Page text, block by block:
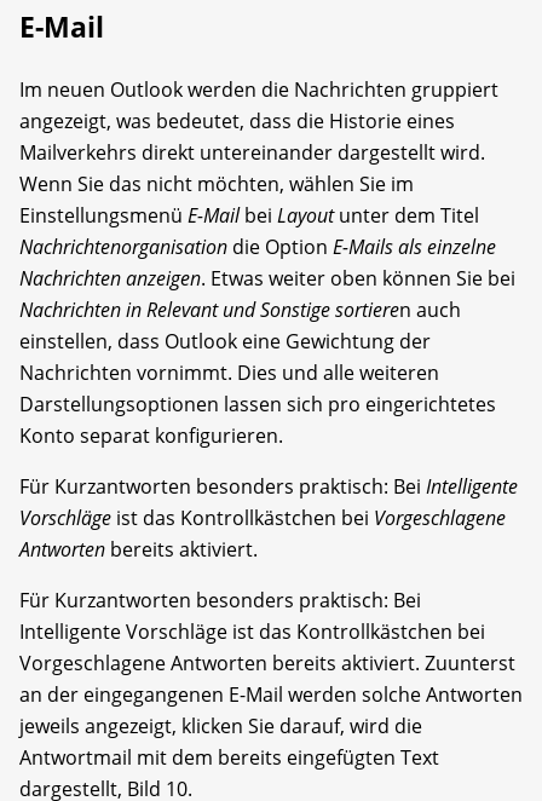
E-Mail
Im neuen Outlook werden die Nachrichten gruppiert
angezeigt, was bedeutet, dass die Historie eines
Mailverkehrs direkt untereinander dargestellt wird.
Wenn Sie das nicht möchten, wählen Sie im
Einstellungsmenü E-Mailbei Layoutunter dem Titel
Nachrichtenorganisation die Option E-Mails als einzelne
Nachrichten anzeigen. Etwas weiter oben können Sie bei
Nachrichten in Relevant und Sonstige sortieren auch
einstellen, dass Outlook eine Gewichtung der
Nachrichten vornimmt. Dies und alle weiteren
Darstellungsoptionen lassen sich pro eingerichtetes
Konto separat konfigurieren.
Für Kurzantworten besonders praktisch: Bei Intelligente
Vorschläge ist das Kontrollkästchen bei Vorgeschlagene
Antworten bereits aktiviert.
Für Kurzantworten besonders praktisch: Bei
Intelligente Vorschläge ist das Kontrollkästchen bei
Vorgeschlagene Antworten bereits aktiviert. Zuunterst
an der eingegangenen E-Mail werden solche Antworten
jeweils angezeigt, klicken Sie darauf, wird die
Antwortmail mit dem bereits eingefügten Text
dargestellt, Bild 10.